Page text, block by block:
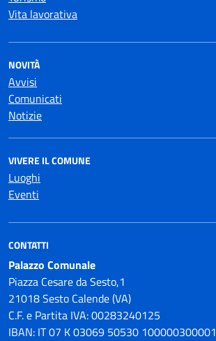
Vita lavorativa
NOVITÀ
Avvisi
Comunicati
Notizie
VIVERE IL COMUNE
Luoghi
Eventi
CONTATTI
Palazzo Comunale
Piazza Cesare da Sesto,1
21018 Sesto Calende (VA)
C.F. e Partita IVA: 00283240125
IBAN: IT 07 K 03069 50530 100000300001